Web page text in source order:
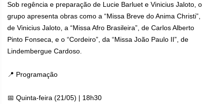
Sob regência e preparação de Lucie Barluet e Vinicius Jaloto, o
grupo apresenta obras como a “Missa Breve do Anima Christi”,
de Vinicius Jaloto, a “Missa Afro Brasileira”, de Carlos Alberto
Pinto Fonseca, e o “Cordeiro”, da “Missa João Paulo II”, de
Lindembergue Cardoso.
📍 Programação
📅 Quinta-feira (21/05) | 18h30